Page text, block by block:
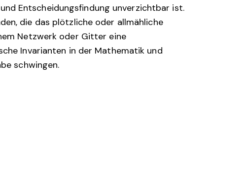
Entscheidungsfindung unverzichtbar ist.
die das plötzliche oder allmähliche
Netzwerk oder Gitter eine
Invarianten in der Mathematik und
schwingen.